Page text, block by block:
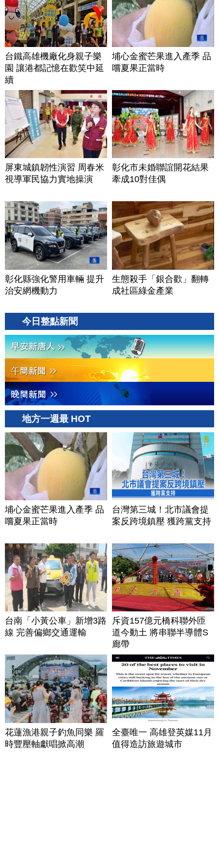
台鐵高雄機廠化身親子樂
園 讓港都記憶在歡笑中延
續
埔心金蜜芒果進入產季 品
嚐夏果正當時
屏東城鎮韌性演習 周春米
視導軍民協力實地操演
彰化市未婚聯誼開花結果
牽成10對佳偶
彰化縣強化警用車輛 提升
治安網機動力
生態殺手「銀合歡」翻轉
成社區綠金產業
今日整點新聞
地方一週最 HOT
埔心金蜜芒果進入產季 品
嚐夏果正當時
台灣第三城！北市議會提
案反跨境鎮壓 獲跨黨支持
台南「小黃公車」新增3路
線 完善偏鄉交通運輸
斥資157億元橋科聯外匝
道今動土 將串聯半導體S
廊帶
花蓮漁港親子釣魚同樂 羅
時豐壓軸獻唱掀高潮
全臺唯一 高雄登英媒11月
值得造訪旅遊城市